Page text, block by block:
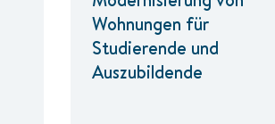
Wohnungen für
Studierende und
Auszubildende